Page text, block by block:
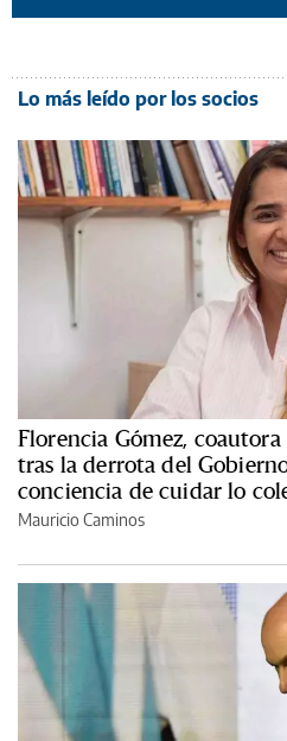
Lo más leído por los socios
Florencia Gómez,
tras la derrota del
conciencia de cuidar lo
Mauricio Caminos